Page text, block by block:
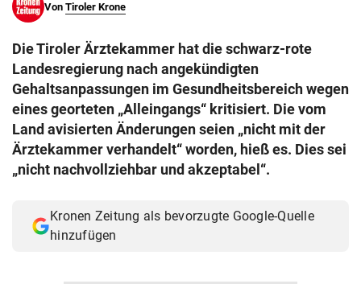
Von Tiroler Krone
Die Tiroler Ärztekammer hat die schwarz-rote
Landesregierung nach angekündigten
Gehaltsanpassungen im Gesundheitsbereich wegen
eines georteten „Alleingangs“ kritisiert. Die vom
Land avisierten Änderungen seien „nicht mit der
Ärztekammer verhandelt“ worden, hieß es. Dies sei
„nicht nachvollziehbar und akzeptabel“.
Kronen Zeitung als bevorzugte Google-Quelle
hinzufügen